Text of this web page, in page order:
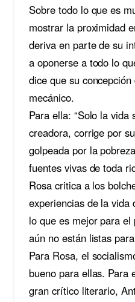
Sobre todo lo que es
mostrar la proximidad
deriva en parte de su
a oponerse a todo lo
dice que su
mecánico.
Para ella: “Solo la
creadora, corrige por
golpeada por la
fuentes vivas de toda
Rosa critica a los
experiencias de la vida
lo que es mejor para
aún no están listas
Para Rosa, el
bueno para ellas. Para
gran crítico literario,